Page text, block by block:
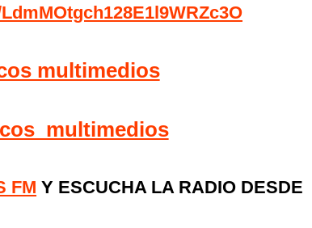
multimedios
FM Y ESCUCHA LA RADIO DESDE